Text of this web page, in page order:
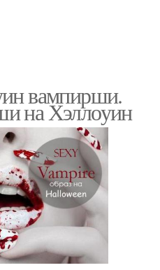
вампирши.
на Хэллоуин